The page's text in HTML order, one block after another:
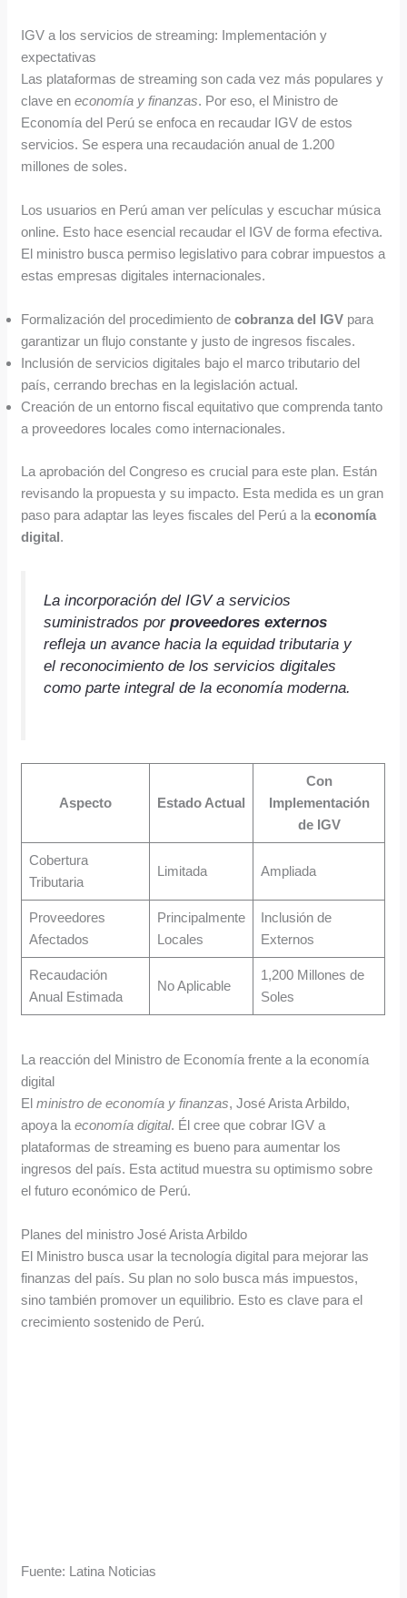
IGV a los servicios de streaming: Implementación y
expectativas
Las plataformas de streaming son cada vez más populares y
clave eneconomía y finanzas. Por eso, el Ministro de
Economía del Perú se enfoca en recaudar IGV de estos
servicios. Se espera una recaudación anual de 1.200
millones de soles.
Los usuarios en Perú aman ver películas y escuchar música
online. Esto hace esencial recaudar el IGV de forma efectiva.
El ministro busca permiso legislativo para cobrar impuestos a
estas empresas digitales internacionales.
Formalización del procedimiento decobranza del IGV para
garantizar un flujo constante y justo de ingresos fiscales.
Inclusión de servicios digitales bajo el marco tributario del
país, cerrando brechas en la legislación actual.
Creación de un entorno fiscal equitativo que comprenda tanto
a proveedores locales como internacionales.
La aprobación del Congreso es crucial para este plan. Están
revisando la propuesta y su impacto. Esta medida es un gran
paso para adaptar las leyes fiscales del Perú a laeconomía
digital.
La incorporación del IGV a servicios
suministrados porproveedores externos
refleja un avance hacia la equidad tributaria y
el reconocimiento de los servicios digitales
como parte integral de la economía moderna.
Aspecto Estado Actual
Con
Implementación
de IGV
Cobertura
Tributaria
Limitada Ampliada
Proveedores
Afectados
Principalmente
Locales
Inclusión de
Externos
Recaudación
Anual Estimada
No Aplicable
1,200 Millones de
Soles
La reacción del Ministro de Economía frente a la economía
digital
Elministro de economía y finanzas, José Arista Arbildo,
apoya laeconomía digital. Él cree que cobrar IGV a
plataformas de streaming es bueno para aumentar los
ingresos del país. Esta actitud muestra su optimismo sobre
el futuro económico de Perú.
Planes del ministro José Arista Arbildo
El Ministro busca usar la tecnología digital para mejorar las
finanzas del país. Su plan no solo busca más impuestos,
sino también promover un equilibrio. Esto es clave para el
crecimiento sostenido de Perú.
Fuente: Latina Noticias